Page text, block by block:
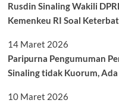
Rusdin Sinaling Wakili
Kemenkeu RI Soal
14 Maret 2026
Paripurna Pengumuman
Sinaling tidak Kuorum, Ada
10 Maret 2026